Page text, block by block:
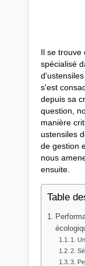
Il se trouve
spécialisé
s'est
depuis sa
question,
manière
ustensiles
de gestion
nous
ensuite.
Table
1.
2.
3.